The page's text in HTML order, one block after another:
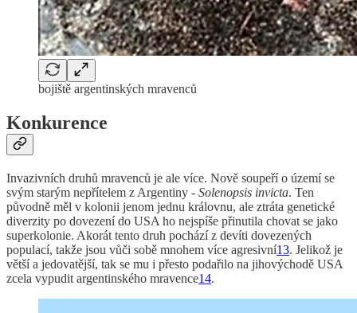
bojiště argentinských mravenců
Konkurence
Invazivních druhů mravenců je ale více. Nově soupeří o území se
svým starým nepřítelem z Argentiny - Solenopsis invicta. Ten
původně měl v kolonii jenom jednu královnu, ale ztráta genetické
diverzity po dovezení do USA ho nejspíše přinutila chovat se jako
superkolonie. Akorát tento druh pochází z devíti dovezených
populací, takže jsou vůči sobě mnohem více agresivní13. Jelikož je
větší a jedovatější, tak se mu i přesto podařilo na jihovýchodě USA
zcela vypudit argentinského mravence14.